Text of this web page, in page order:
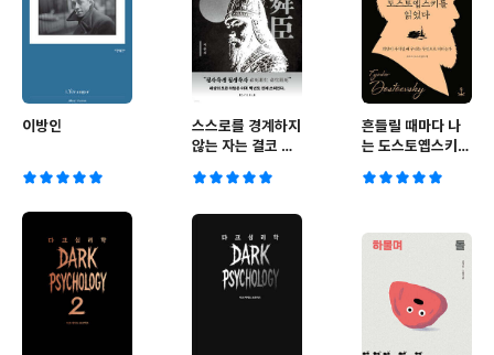
이방인
스스로를 경계하지
않는 자는 결코 남
흔들릴 때마다 나
는 도스토옙스키를